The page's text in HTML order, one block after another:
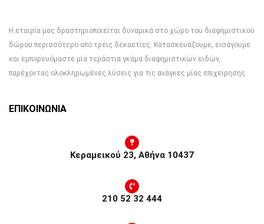
Η εταιρία μας δραστηριοποιείται δυναμικά στο χώρο του διαφημιστικού
δώρου περισσότερο από τρεις δεκαετίες. Κατασκευάζουμε, εισάγουμε
και εμπορευόμαστε μία τεράστια γκάμα διαφημιστικών ειδών,
παρέχοντας ολοκληρωμένες λύσεις για τις ανάγκες μίας επιχείρησης
ΕΠΙΚΟΙΝΩΝΙΑ
Κεραμεικού 23, Αθήνα 10437
210 52 32 444